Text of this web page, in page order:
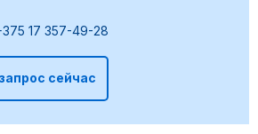
17 357-49-28
сейчас